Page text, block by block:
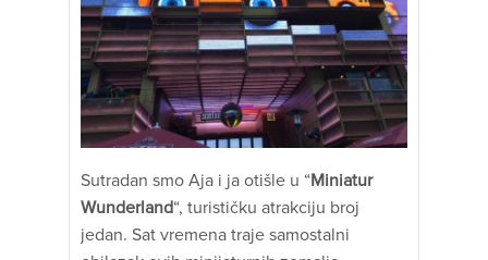
Sutradan smo Aja i ja otišle u “Miniatur
Wunderland“, turističku atrakciju broj
jedan. Sat vremena traje samostalni